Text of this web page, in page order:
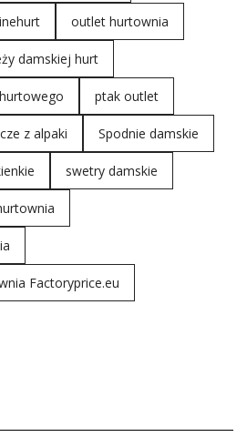
outlet hurtownia
damskiej hurt
ptak outlet
z alpaki Spodnie damskie
swetry damskie
Factoryprice.eu